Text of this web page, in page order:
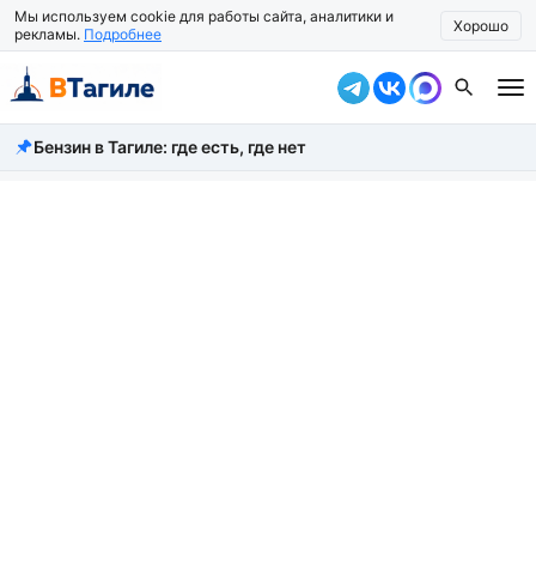
Мы используем cookie для работы сайта, аналитики и
рекламы. Подробнее Хорошо
Все новости
Бензин в Тагиле: где есть, где нет